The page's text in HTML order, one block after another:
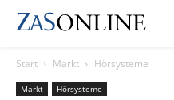
Start Markt Hörsysteme
Markt Hörsysteme